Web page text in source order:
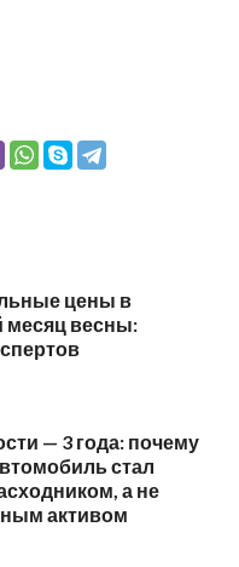
цены в
месяц весны:
— 3 года: почему
стал
а не
активом